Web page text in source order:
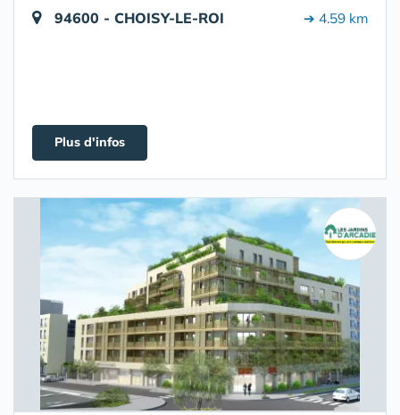
94600 - CHOISY-LE-ROI ➔ 4.59 km
Plus d'infos